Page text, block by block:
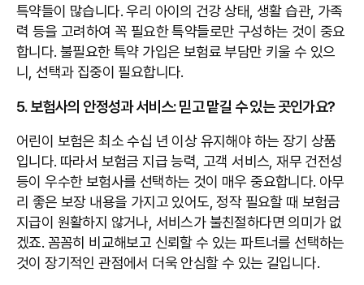
특약들이 많습니다. 우리 아이의 건강 상태, 생활 습관, 가족
력 등을 고려하여 꼭 필요한 특약들로만 구성하는 것이 중요
합니다. 불필요한 특약 가입은 보험료 부담만 키울 수 있으
니, 선택과 집중이 필요합니다.
5. 보험사의 안정성과 서비스: 믿고 맡길 수 있는 곳인가요?
어린이 보험은 최소 수십 년 이상 유지해야 하는 장기 상품
입니다. 따라서 보험금 지급 능력, 고객 서비스, 재무 건전성
등이 우수한 보험사를 선택하는 것이 매우 중요합니다. 아무
리 좋은 보장 내용을 가지고 있어도, 정작 필요할 때 보험금
지급이 원활하지 않거나, 서비스가 불친절하다면 의미가 없
겠죠. 꼼꼼히 비교해보고 신뢰할 수 있는 파트너를 선택하는
것이 장기적인 관점에서 더욱 안심할 수 있는 길입니다.